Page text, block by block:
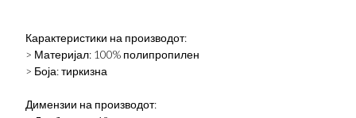
Карактеристики на производот:
> Материјал: 100% полипропилен
> Боја: тиркизна
Димензии на производот: